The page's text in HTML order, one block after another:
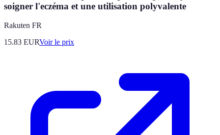
soigner l'eczéma et une utilisation polyvalente
Rakuten FR
15.83 EURVoir le prix